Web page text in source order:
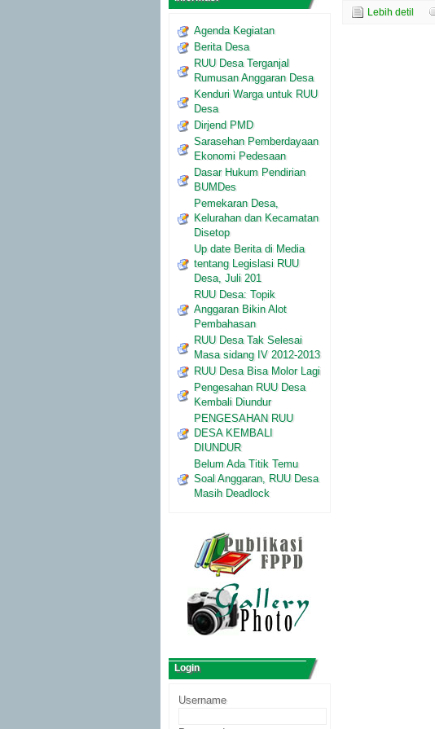
Agenda Kegiatan
Berita Desa
RUU Desa Terganjal
Rumusan Anggaran Desa
Kenduri Warga untuk RUU
Desa
Dirjend PMD
Sarasehan Pemberdayaan
Ekonomi Pedesaan
Dasar Hukum Pendirian
BUMDes
Pemekaran Desa,
Kelurahan dan Kecamatan
Disetop
Up date Berita di Media
tentang Legislasi RUU
Desa, Juli 201
RUU Desa: Topik
Anggaran Bikin Alot
Pembahasan
RUU Desa Tak Selesai
Masa sidang IV 2012-2013
RUU Desa Bisa Molor Lagi
Pengesahan RUU Desa
Kembali Diundur
PENGESAHAN RUU
DESA KEMBALI
DIUNDUR
Belum Ada Titik Temu
Soal Anggaran, RUU Desa
Masih Deadlock
Login
Username
Lebih detil